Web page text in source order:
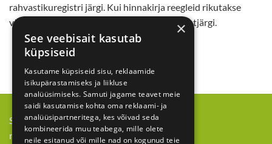
rahvastikuregistri järgi. Kui hinnakirja reegleid rikutakse
väljastatakse väljaku broneerijale arve tagantjärgi.
SA Rõuge Jäähall | Ööbikuoru tn 1, Rõuge
rougetennisevaljak@gmail.com
×
See veebisait kasutab
küpsiseid
Kasutame küpsiseid sisu, reklaamide
isikupärastamiseks ja liikluse
analüüsimiseks. Samuti jagame teavet meie
saidi kasutamise kohta oma reklaami- ja
analüüsipartneritega, kes võivad seda
kombineerida muu teabega, mille olete
neile esitanud või mille nad on kogunud teie